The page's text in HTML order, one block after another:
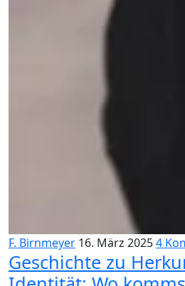
F. Birnmeyer 16. März 20254
Geschichte zu